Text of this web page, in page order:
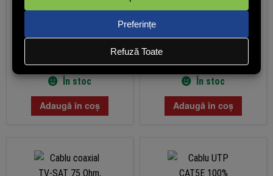
(cu TVA)
În stoc
Adaugă în coș
(cu TVA)
În stoc
Adaugă în coș